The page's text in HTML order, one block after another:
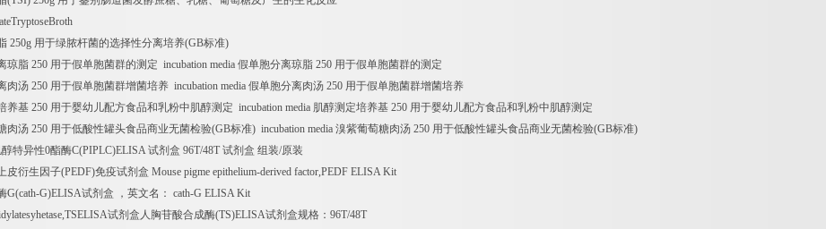
250g 用于绿脓杆菌的选择性分离培养(GB标准)
琼脂 250 用于假单胞菌群的测定 incubation media 假单胞分离琼脂 250 用于假单胞菌群的测定
肉汤 250 用于假单胞菌群增菌培养 incubation media 假单胞分离肉汤 250 用于假单胞菌群增菌培养
养基 250 用于婴幼儿配方食品和乳粉中肌醇测定 incubation media 肌醇测定培养基 250 用于婴幼儿配方食品和乳粉中肌醇测定
肉汤 250 用于低酸性罐头食品商业无菌检验(GB标准) incubation media 溴紫葡萄糖肉汤 250 用于低酸性罐头食品商业无菌检验(GB标准)
特异性0酯酶C(PIPLC)ELISA试剂盒 96T/48T 试剂盒 组装/原装
皮衍生因子(PEDF)免疫试剂盒 Mouse pigme epithelium-derived factor,PEDF ELISA Kit
G(cath-G)ELISA试剂盒 ，英文名： cath-G ELISA Kit
试剂盒人胸苷酸合成酶(TS)ELISA试剂盒规格： 96T/48T